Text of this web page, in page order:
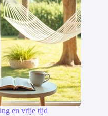
en vrije tijd